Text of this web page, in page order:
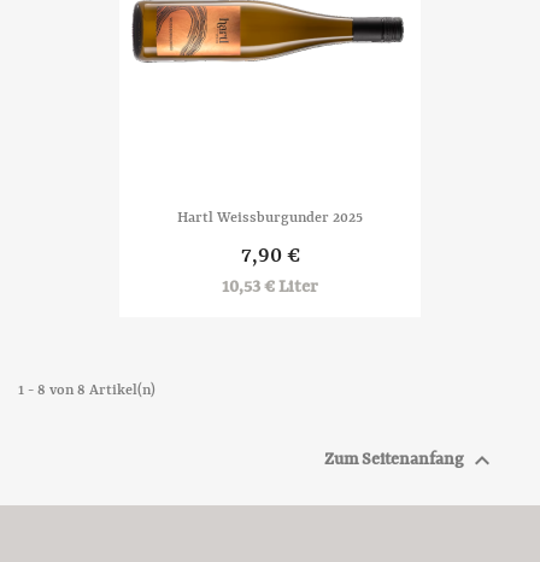
Hartl Weissburgunder 2025
7,90 €
10,53 € Liter
1 - 8 von 8 Artikel(n)
Zum Seitenanfang 